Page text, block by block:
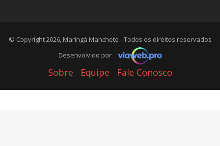
© Copyright 2026, Maringá Manchete - Todos os direitos reservados
Desenvolvido por
Sobre Equipe Fale Conosco